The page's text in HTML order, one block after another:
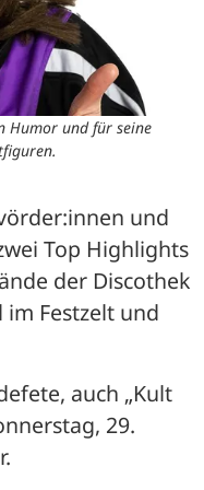
Humor und für seine
und
Top Highlights
der Discothek
Festzelt und
auch „Kult
29.